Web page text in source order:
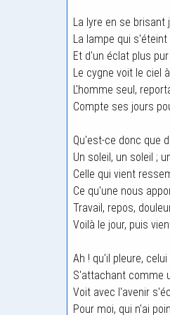
La lyre en se brisant
La lampe qui
Et d'un éclat plus
Le cygne voit le ciel
L'homme seul,
Compte ses jours
Qu'est-ce donc que
Un soleil, un soleil ;
Celle qui vient
Ce qu'une nous
Travail, repos,
Voilà le jour, puis
Ah ! qu'il pleure,
S'attachant comme
Voit avec l'avenir
Pour moi, qui n'ai